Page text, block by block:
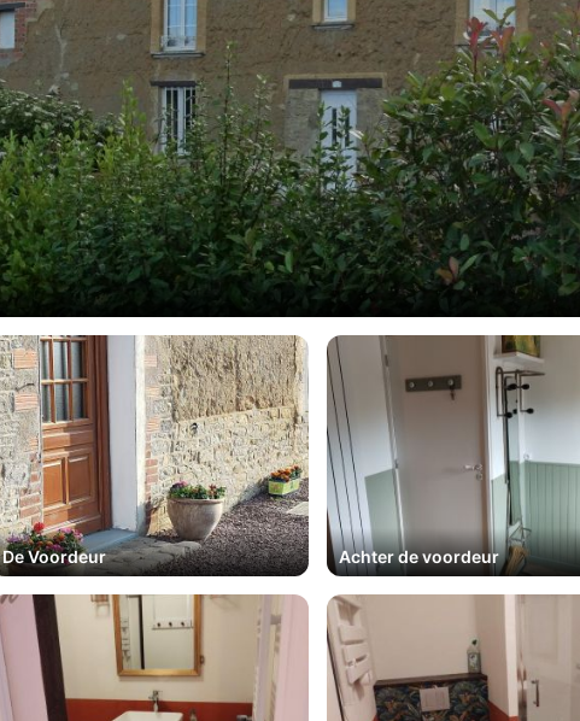
De Voordeur Achter de voordeur